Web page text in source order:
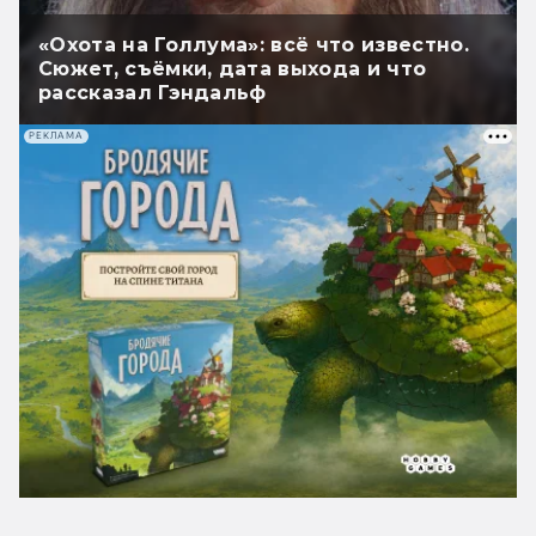
«Охота на Голлума»: всё что известно.
Сюжет, съёмки, дата выхода и что
рассказал Гэндальф
РЕКЛАМА